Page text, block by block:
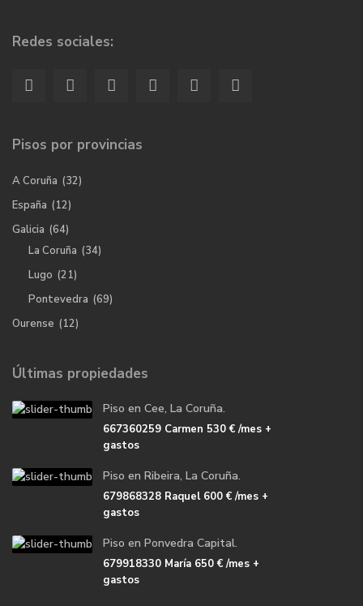
Redes sociales:
Pisos por provincias
A Coruña (32)
España (12)
Galicia (64)
La Coruña (34)
Lugo (21)
Pontevedra (69)
Ourense (12)
Últimas propiedades
Piso en Cee, La Coruña.
667360259 Carmen 530 €/mes +
gastos
Piso en Ribeira, La Coruña.
679868328 Raquel600 €/mes +
gastos
Piso en Ponvedra Capital.
679918330 María 650 €/mes +
gastos